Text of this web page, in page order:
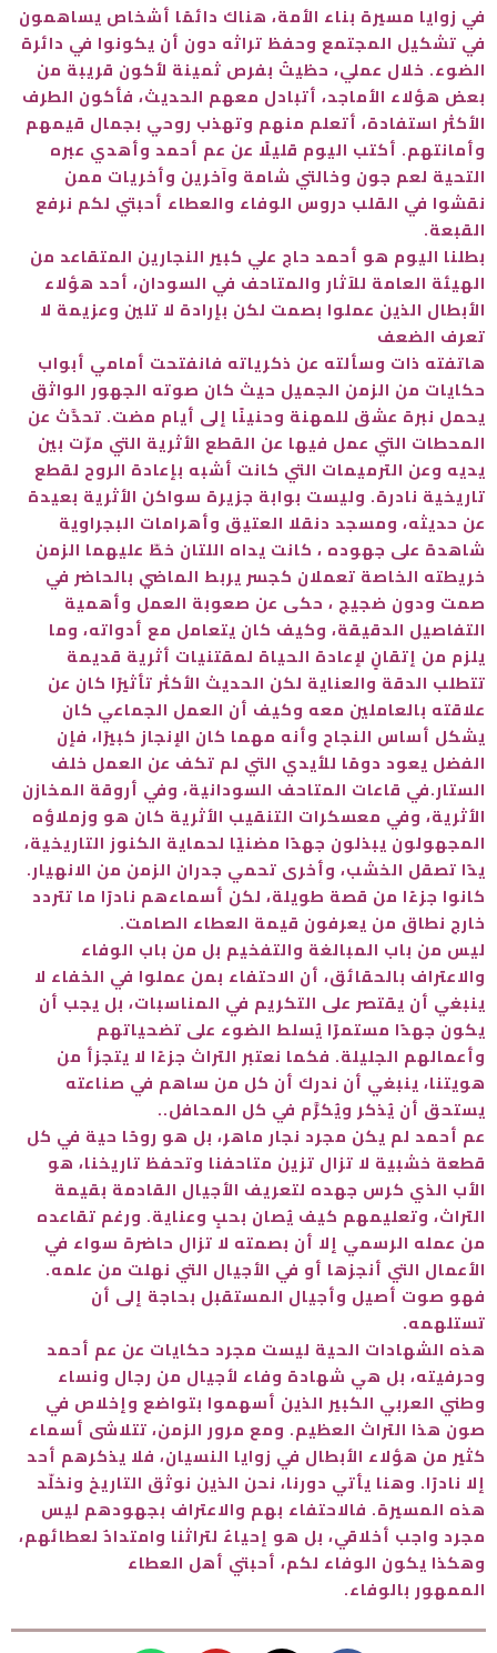
في زوايا مسيرة بناء الأمة، هناك دائمًا أشخاص يساهمون
في تشكيل المجتمع وحفظ تراثه دون أن يكونوا في دائرة
الضوء. خلال عملي، حظيتُ بفرص ثمينة لأكون قريبة من
بعض هؤلاء الأماجد، أتبادل معهم الحديث، فأكون الطرف
الأكثر استفادة، أتعلم منهم وتهذب روحي بجمال قيمهم
وأمانتهم. أكتب اليوم قليلًا عن عم أحمد وأهدي عبره
التحية لعم جون وخالتي شامة وآخرين وأخريات ممن
نقشوا في القلب دروس الوفاء والعطاء أحبتي لكم نرفع
القبعة.
بطلنا اليوم هو أحمد حاج علي كبير النجارين المتقاعد من
الهيئة العامة للآثار والمتاحف في السودان، أحد هؤلاء
الأبطال الذين عملوا بصمت لكن بإرادة لا تلين وعزيمة لا
تعرف الضعف
هاتفته ذات وسألته عن ذكرياته فانفتحت أمامي أبواب
حكايات من الزمن الجميل حيث كان صوته الجهور الواثق
يحمل نبرة عشق للمهنة وحنينًا إلى أيام مضت. تحدَّث عن
المحطات التي عمل فيها عن القطع الأثرية التي مرّت بين
يديه وعن الترميمات التي كانت أشبه بإعادة الروح لقطع
تاريخية نادرة. وليست بوابة جزيرة سواكن الأثرية بعيدة
عن حديثه، ومسجد دنقلا العتيق وأهرامات البجراوية
شاهدة على جهوده ، كانت يداه اللتان خطّ عليهما الزمن
خريطته الخاصة تعملان كجسر يربط الماضي بالحاضر في
صمت ودون ضجيج ، حكى عن صعوبة العمل وأهمية
التفاصيل الدقيقة، وكيف كان يتعامل مع أدواته، وما
يلزم من إتقانٍ لإعادة الحياة لمقتنيات أثرية قديمة
تتطلب الدقة والعناية لكن الحديث الأكثر تأثيرًا كان عن
علاقته بالعاملين معه وكيف أن العمل الجماعي كان
يشكل أساس النجاح وأنه مهما كان الإنجاز كبيرًا، فإن
الفضل يعود دومًا للأيدي التي لم تكف عن العمل خلف
الستار.في قاعات المتاحف السودانية، وفي أروقة المخازن
الأثرية، وفي معسكرات التنقيب الأثرية كان هو وزملاؤه
المجهولون يبذلون جهدًا مضنيًا لحماية الكنوز التاريخية،
يدًا تصقل الخشب، وأخرى تحمي جدران الزمن من الانهيار.
كانوا جزءًا من قصة طويلة، لكن أسماءهم نادرًا ما تتردد
خارج نطاق من يعرفون قيمة العطاء الصامت.
ليس من باب المبالغة والتفخيم بل من باب الوفاء
والاعتراف بالحقائق، أن الاحتفاء بمن عملوا في الخفاء لا
ينبغي أن يقتصر على التكريم في المناسبات، بل يجب أن
يكون جهدًا مستمرًا يُسلط الضوء على تضحياتهم
وأعمالهم الجليلة. فكما نعتبر التراث جزءًا لا يتجزأ من
هويتنا، ينبغي أن ندرك أن كل من ساهم في صناعته
يستحق أن يُذكر ويُكرَّم في كل المحافل..
عم أحمد لم يكن مجرد نجار ماهر، بل هو روحًا حية في كل
قطعة خشبية لا تزال تزين متاحفنا وتحفظ تاريخنا، هو
الأب الذي كرس جهده لتعريف الأجيال القادمة بقيمة
التراث، وتعليمهم كيف يُصان بحبٍ وعناية. ورغم تقاعده
من عمله الرسمي إلا أن بصمته لا تزال حاضرة سواء في
الأعمال التي أنجزها أو في الأجيال التي نهلت من علمه.
فهو صوت أصيل وأجيال المستقبل بحاجة إلى أن
تستلهمه.
هذه الشهادات الحية ليست مجرد حكايات عن عم أحمد
وحرفيته، بل هي شهادة وفاء لأجيال من رجال ونساء
وطني العربي الكبير الذين أسهموا بتواضع وإخلاص في
صون هذا التراث العظيم. ومع مرور الزمن، تتلاشى أسماء
كثير من هؤلاء الأبطال في زوايا النسيان، فلا يذكرهم أحد
إلا نادرًا. وهنا يأتي دورنا، نحن الذين نوثق التاريخ ونخلّد
هذه المسيرة. فالاحتفاء بهم والاعتراف بجهودهم ليس
مجرد واجب أخلاقي، بل هو إحياءٌ لتراثنا وامتدادٌ لعطائهم،
وهكذا يكون الوفاء لكم، أحبتي أهل العطاء
الممهور بالوفاء.